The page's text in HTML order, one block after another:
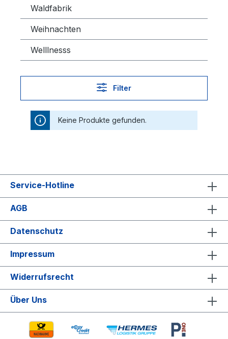
Waldfabrik
Weihnachten
Welllnesss
Filter
Keine Produkte gefunden.
Service-Hotline
AGB
Datenschutz
Impressum
Widerrufsrecht
Über Uns